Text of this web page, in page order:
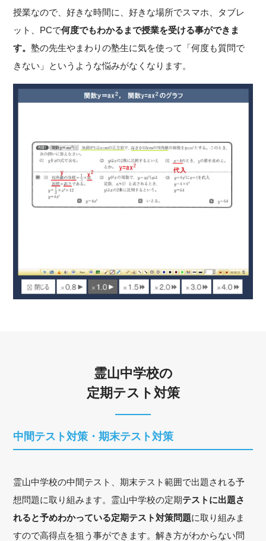
授業なので、好きな時間に、好きな場所でスマホ、タブレ
ット、PCで何度でもわかるまで授業を受ける事ができま
す。塾の先生やまわりの塾生に気を使って「何度も質問で
きない」というような悩みがなくなります。
霊山中学校の
定期テスト対策
中間テスト対策・期末テスト対策
霊山中学校の中間テスト、期末テスト範囲で出題される予
想問題に取り組みます。霊山中学校の定期テストに出題さ
れると予めわかっている定期テスト対策問題に取り組みま
すので高得点を狙う事ができます。解き方がわからない問